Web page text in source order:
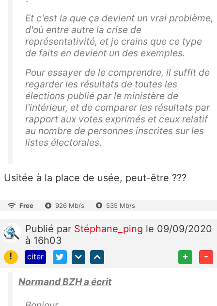
Et c'est la que ça devient un vrai problème,
d'où entre autre la crise de
représentativité, et je crains que ce type
de faits en devient un des exemples.
Pour essayer de le comprendre, il suffit de
regarder les résultats de toutes les
élections publié par le ministère de
l'intérieur, et de comparer les résultats par
rapport aux votes exprimés et ceux relatif
au nombre de personnes inscrites sur les
listes électorales.
Usitée à la place de usée, peut-être ???
Free 926 Mb/s 535 Mb/s
Publié par Stéphane_ping le 09/09/2020
à 16h03
!
citer + -
Normand BZH a écrit